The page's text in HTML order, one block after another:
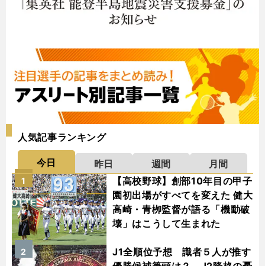
人気記事ランキング
今日 昨日 週間
月間
【高校野球】創部10年目の甲子
園初出場がすべてを変えた 健大
高崎・青栁監督が語る「機動破
壊」はこうして生まれた
1
J1全順位予想 識者５人が推す
2